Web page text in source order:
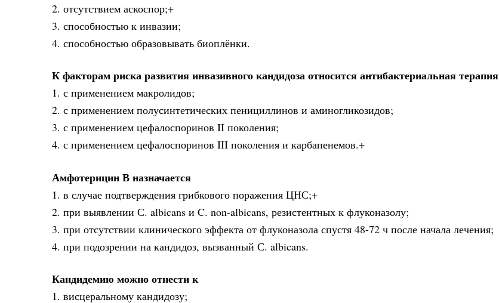
2. отсутствием аскоспор;+
3. способностью к инвазии;
4. способностью образовывать биоплёнки.
К факторам риска развития инвазивного кандидоза относится антибактериальная терапия
1. с применением макролидов;
2. с применением полусинтетических пенициллинов и аминогликозидов;
3. с применением цефалоспоринов II поколения;
4. с применением цефалоспоринов III поколения и карбапенемов.+
Амфотерицин В назначается
1. в случае подтверждения грибкового поражения ЦНС;+
2. при выявлении С. albicans и C. non-albicans, резистентных к флуконазолу;
3. при отсутствии клинического эффекта от флуконазола спустя 48-72 ч после начала лечения;
4. при подозрении на кандидоз, вызванный С. albicans.
Кандидемию можно отнести к
1. висцеральному кандидозу;